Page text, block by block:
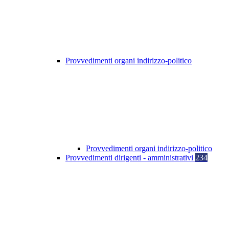
Provvedimenti organi indirizzo-politico
Provvedimenti organi indirizzo-politico
Provvedimenti dirigenti - amministrativi 234